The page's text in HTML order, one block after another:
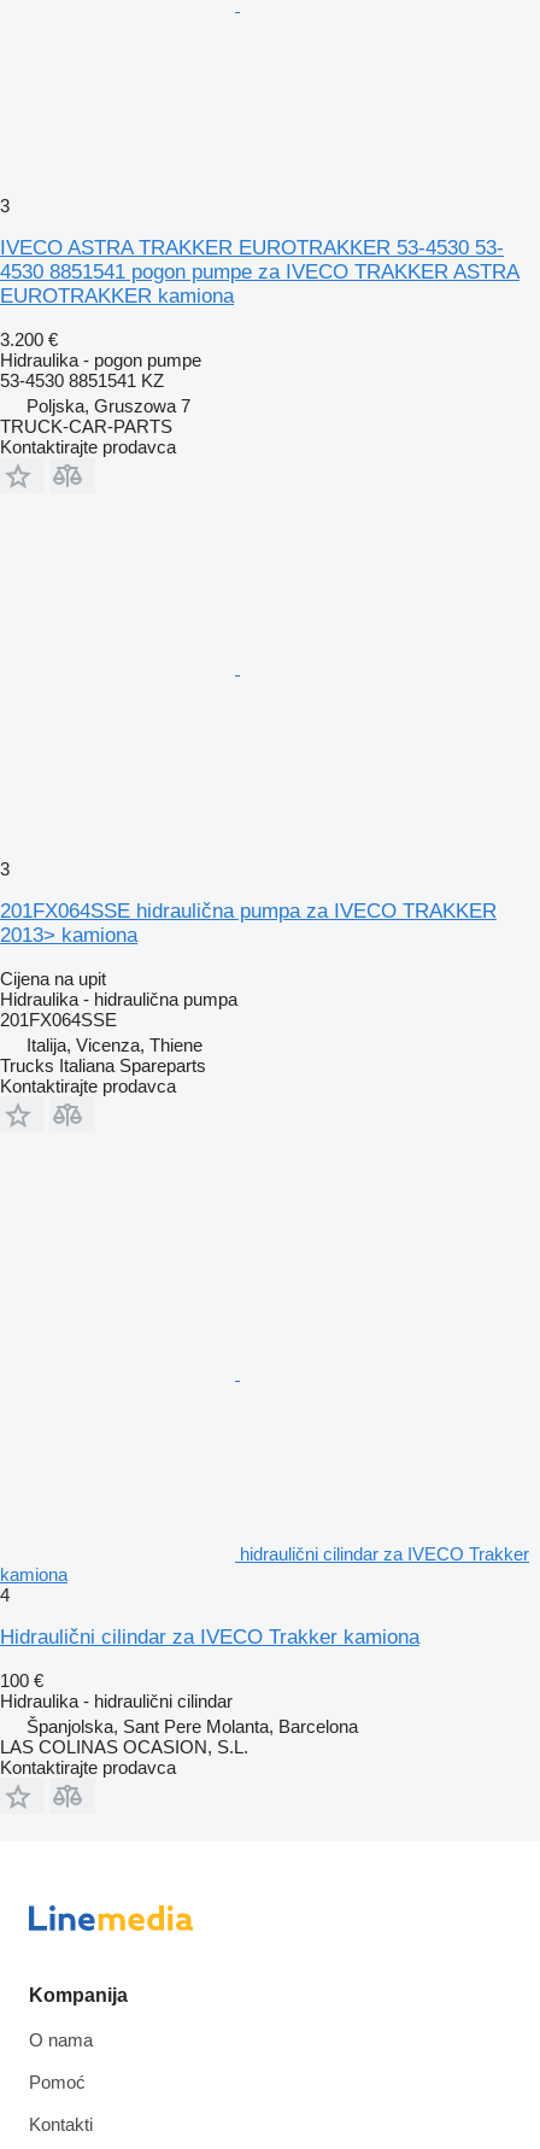
3
IVECO ASTRA TRAKKER EUROTRAKKER 53-4530 53-
4530 8851541 pogon pumpe za IVECO TRAKKER ASTRA
EUROTRAKKER kamiona
3.200 €
Hidraulika - pogon pumpe
53-4530 8851541 KZ
Poljska, Gruszowa 7
TRUCK-CAR-PARTS
Kontaktirajte prodavca
3
201FX064SSE hidraulična pumpa za IVECO TRAKKER
2013> kamiona
Cijena na upit
Hidraulika - hidraulična pumpa
201FX064SSE
Italija, Vicenza, Thiene
Trucks Italiana Spareparts
Kontaktirajte prodavca
hidraulični cilindar za IVECO Trakker
kamiona
4
Hidraulični cilindar za IVECO Trakker kamiona
100 €
Hidraulika - hidraulični cilindar
Španjolska, Sant Pere Molanta, Barcelona
LAS COLINAS OCASION, S.L.
Kontaktirajte prodavca
Kompanija
O nama
Pomoć
Kontakti